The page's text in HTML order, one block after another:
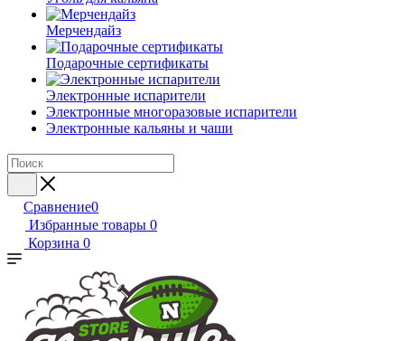
Мерчендайз
Подарочные сертификаты
Электронные испарители
Электронные многоразовые испарители
Электронные кальяны и чаши
Сравнение0
Избранные товары 0
Корзина 0